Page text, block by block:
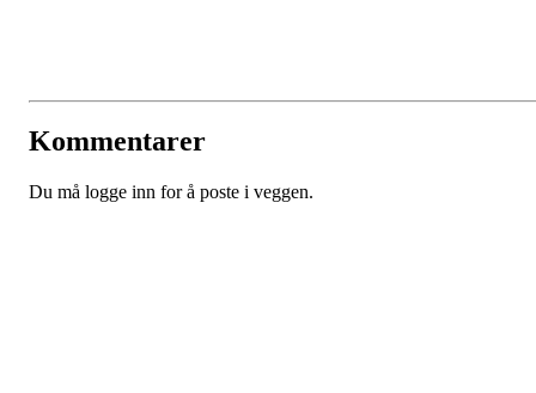
Kommentarer
Du må logge inn for å poste i veggen.